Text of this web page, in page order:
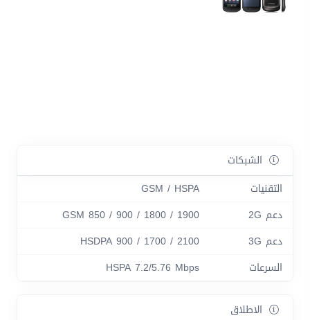
الشبكات
التقنيات
GSM / HSPA
دعم 2G
GSM 850 / 900 / 1800 / 1900
دعم 3G
HSDPA 900 / 1700 / 2100
السرعات
HSPA 7.2/5.76 Mbps
الاطلاق